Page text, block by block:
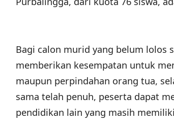
Bagi calon murid yang belum lolos
memberikan kesempatan untuk
maupun perpindahan orang tua,
sama telah penuh, peserta dapat
pendidikan lain yang masih